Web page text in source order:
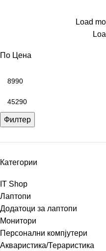
По Цена
Филтер
Категории
IT Shop
Лаптопи
Додатоци за лаптопи
Монитори
Персонални компјутери
Акваристика/Тераристика
Load